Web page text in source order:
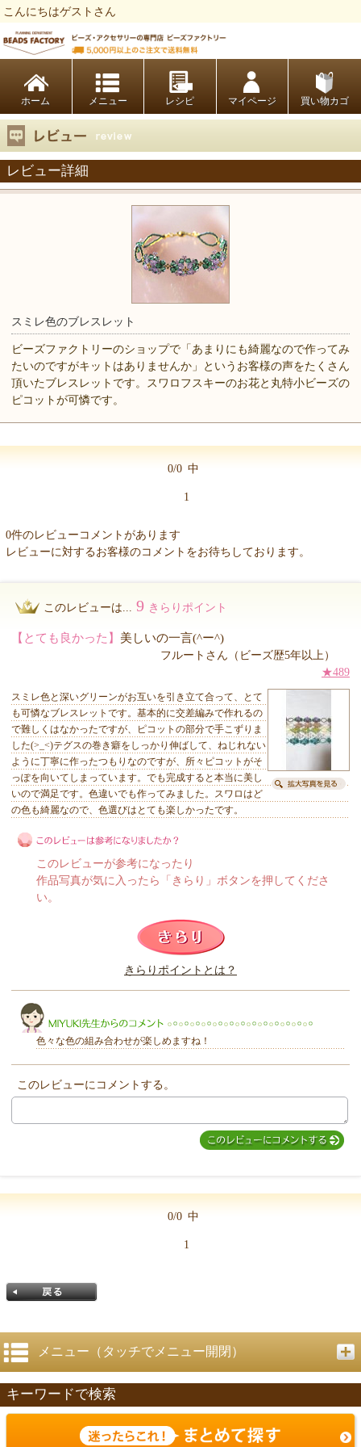
こんにちはゲストさん
ホーム レシピ マイページ 買い物カゴ
レビュー詳細
スミレ色のブレスレット
ビーズファクトリーのショップで「あまりにも綺麗なので作ってみ
たいのですがキットはありませんか」というお客様の声をたくさん
頂いたブレスレットです。スワロフスキーのお花と丸特小ビーズの
ピコットが可憐です。
0/0 中
1
0件のレビューコメントがあります
レビューに対するお客様のコメントをお待ちしております。
このレビューは... 9 きらりポイント
【とても良かった】 美しいの一言(^ー^)
フルートさん（ビーズ歴5年以上）
★489
スミレ色と深いグリーンがお互いを引き立て合って、とて
も可憐なブレスレットです。基本的に交差編みで作れるの
で難しくはなかったですが、ピコットの部分で手こずりま
した(>_<)テグスの巻き癖をしっかり伸ばして、ねじれない
ように丁寧に作ったつもりなのですが、所々ピコットがそ
っぽを向いてしまっています。でも完成すると本当に美し
いので満足です。色違いでも作ってみました。スワロはど
の色も綺麗なので、色選びはとても楽しかったです。
このレビューは参考になりましたか？
このレビューが参考になったり
作品写真が気に入ったら「きらり」ボタンを押してくださ
い。
きらりポイントとは？
MIYUKI先生からのコメント
色々な色の組み合わせが楽しめますね！
このレビューにコメントする。
0/0 中
1
戻る
メニュー（タッチでメニュー開閉）
キーワードで検索